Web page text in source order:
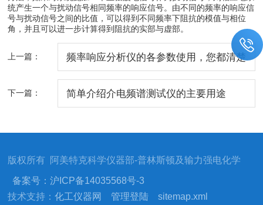
统产生一个与扰动信号相同频率的响应信号。由不同的频率的响应信
号与扰动信号之间的比值，可以得到不同频率下阻抗的模值与相位
角，并且可以进一步计算得到阻抗的实部与虚部。
上一篇： 频率响应分析仪的各参数使用，您都清楚
下一篇： 简单介绍介电频谱测试仪的主要用途
版权所有 阿美特克科学仪器部-普林斯顿及输力强电化学
备案号：沪ICP备14035568号-3
技术支持：化工仪器网 管理登陆 sitemap.xml